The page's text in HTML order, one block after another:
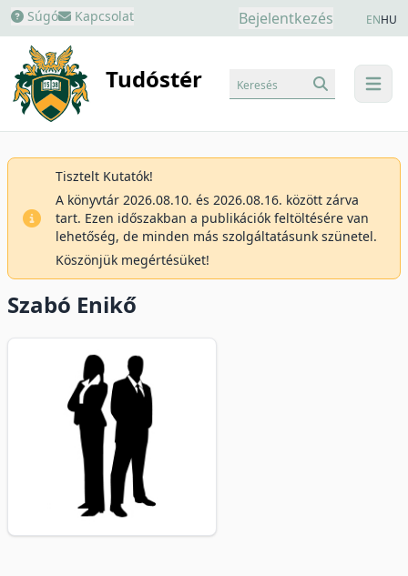
Súgó Kapcsolat Bejelentkezés ENHU
Tudóstér menu
Keresés
Tisztelt Kutatók!
A könyvtár 2026.08.10. és 2026.08.16. között zárva
tart. Ezen időszakban a publikációk feltöltésére van
lehetőség, de minden más szolgáltatásunk szünetel.
Köszönjük megértésüket!
Szabó Enikő